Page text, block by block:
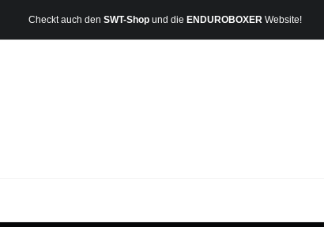
Checkt auch den SWT-Shop und die ENDUROBOXER Website!